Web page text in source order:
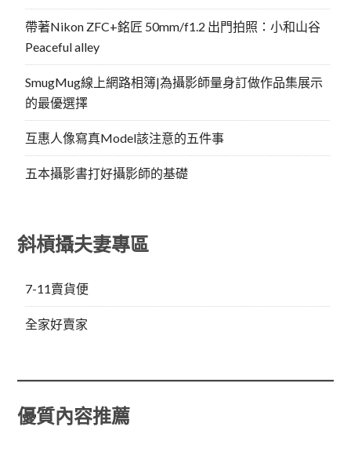
帶著Nikon ZFC+銘匠 50mm/f1.2 出門拍照：小和山谷
Peaceful alley
SmugMug線上網路相簿|為攝影師量身訂做作品集展示
的最優選擇
互惠人像寫真Model該注意的五件事
五本攝影書打好攝影師的基礎
斜槓攝夫妻專區
7-11賣貨便
全家好賣家
優質內容推薦